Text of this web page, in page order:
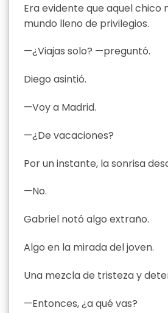
Era evidente que aquel chico
mundo lleno de privilegios.
—¿Viajas solo? —preguntó.
Diego asintió.
—Voy a Madrid.
—¿De vacaciones?
Por un instante, la sonrisa
—No.
Gabriel notó algo extraño.
Algo en la mirada del joven.
Una mezcla de tristeza y
—Entonces, ¿a qué vas?